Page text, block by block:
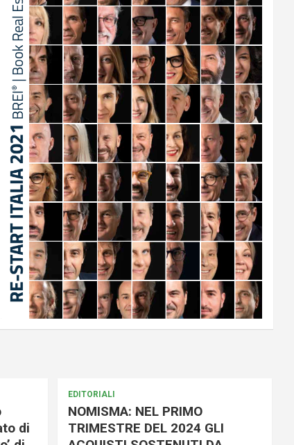
di
EDITORIALI
NOMISMA: NEL PRIMO
TRIMESTRE DEL 2024 GLI